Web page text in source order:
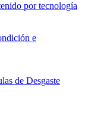
por tecnología
e
de Desgaste